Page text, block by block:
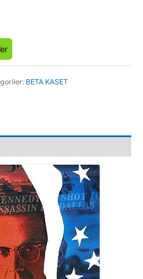
BETA KASET